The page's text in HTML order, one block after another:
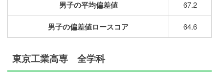
男子の平均偏差値 67.2
男子の偏差値ロースコア 64.6
東京工業高専 全学科